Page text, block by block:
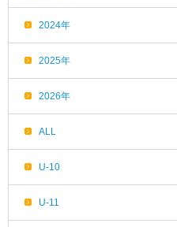
2024年
2025年
2026年
ALL
U-10
U-11